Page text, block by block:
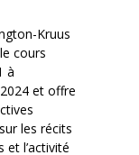
Kruus
cours
à
et offre
les récits
et l’activité